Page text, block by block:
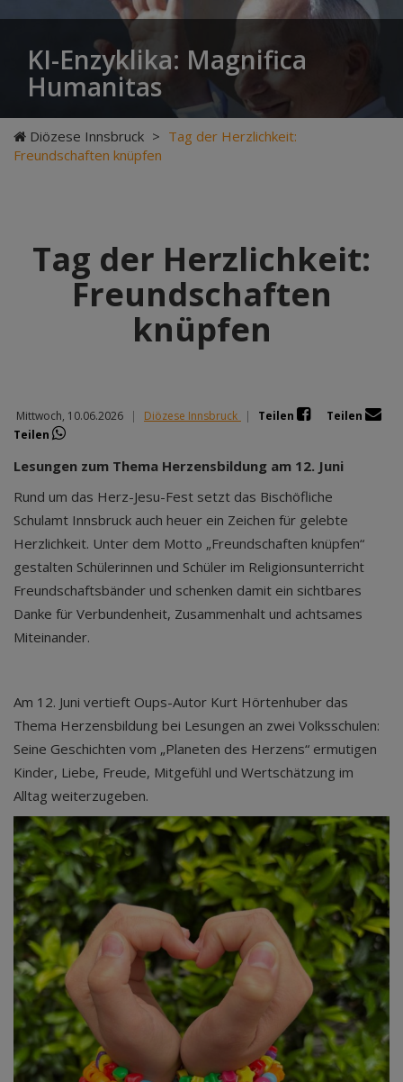
KI-Enzyklika: Magnifica
Humanitas
Diözese Innsbruck > Tag der Herzlichkeit:
Freundschaften knüpfen
Tag der Herzlichkeit:
Freundschaften
knüpfen
Mittwoch, 10.06.2026 | Diözese Innsbruck | Teilen
Teilen
Teilen
Lesungen zum Thema Herzensbildung am 12. Juni
Rund um das Herz-Jesu-Fest setzt das Bischöfliche
Schulamt Innsbruck auch heuer ein Zeichen für gelebte
Herzlichkeit. Unter dem Motto „Freundschaften knüpfen“
gestalten Schülerinnen und Schüler im Religionsunterricht
Freundschaftsbänder und schenken damit ein sichtbares
Danke für Verbundenheit, Zusammenhalt und achtsames
Miteinander.
Am 12. Juni vertieft Oups-Autor Kurt Hörtenhuber das
Thema Herzensbildung bei Lesungen an zwei Volksschulen:
Seine Geschichten vom „Planeten des Herzens“ ermutigen
Kinder, Liebe, Freude, Mitgefühl und Wertschätzung im
Alltag weiterzugeben.